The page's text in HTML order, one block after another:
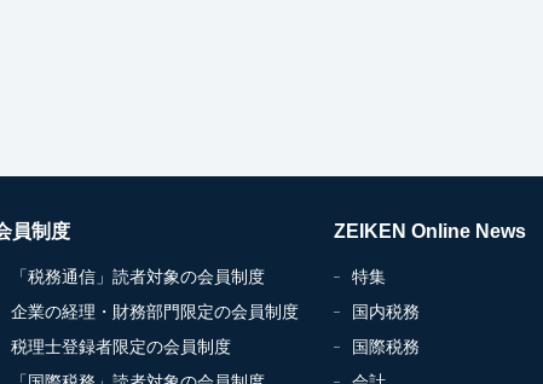
員制度
「税務通信」読者対象の会員制度
企業の経理・財務部門限定の会員制度
税理士登録者限定の会員制度
ZEIKEN Online News
特集
国内税務
国際税務